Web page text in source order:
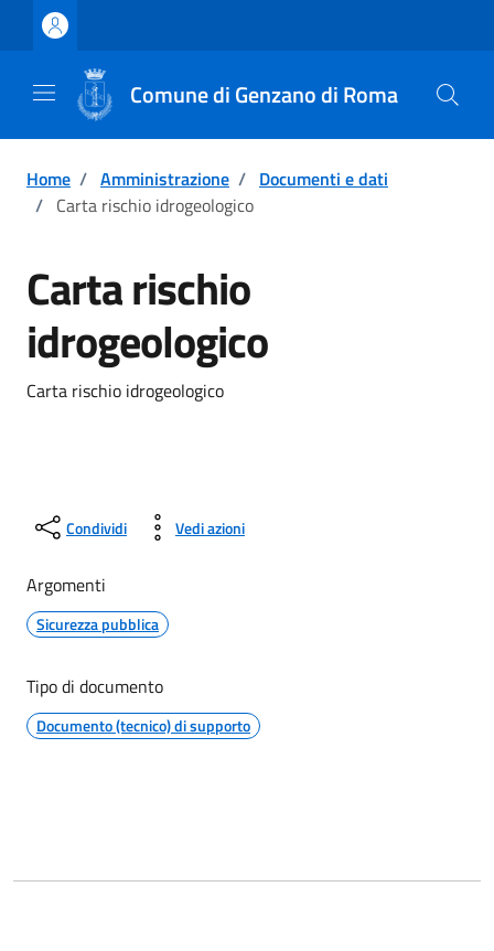
Vai ai contenuti
Vai al footer
Comune di Genzano di Roma
Home / Amministrazione / Documenti e dati
/ Carta rischio idrogeologico
Carta rischio
idrogeologico
Carta rischio idrogeologico
Condividi Vedi azioni
Argomenti
Sicurezza pubblica
Tipo di documento
Documento (tecnico) di supporto